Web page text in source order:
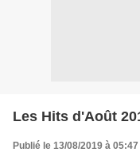
Les Hits d'Août
Publié le 13/08/2019 à 05:47